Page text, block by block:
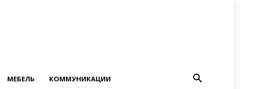
МЕБЕЛЬ КОММУНИКАЦИИ